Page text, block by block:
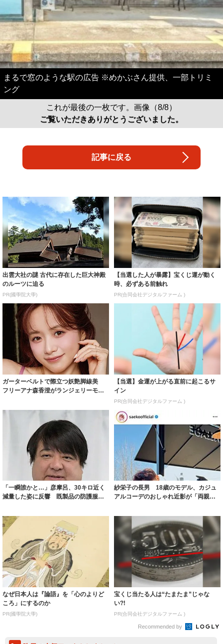
まるで窓のような駅の広告 ※めかぶさん提供、一部トリミ
ング
これが最後の一枚です。画像（8/8）
ご覧いただきありがとうございました。
記事に戻る
出雲大社の謎 古代に存在した巨大神殿
のルーツに迫る
PR(國學院大學)
【当選した人が暴露】宝くじ運が動く
時、必ずある前触れ
PR(合同会社デジタルファーム )
ガーターベルトで際立つ妖艶脚線美
フリーアナ森香澄がランジェリーモデ
【当選】金運が上がる直前に起こるサ
イン
PR(合同会社デジタルファーム )
「一瞬誰かと…」彦摩呂、30キロ近く
減量した姿に反響 既製品の防護服が
紗栄子の長男 18歳のモデル、カジュ
アルコーデのおしゃれ近影が「両親の
なぜ日本人は『論語』を「心のよりど
ころ」にするのか
PR(國學院大學)
宝くじ当たる人は“たまたま”じゃな
い?!
PR(合同会社デジタルファーム )
Recommended by